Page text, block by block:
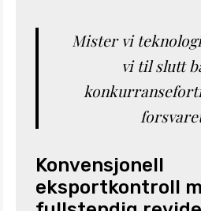
Mister vi
vi til slutt
Konvensjonell
eksportkontroll